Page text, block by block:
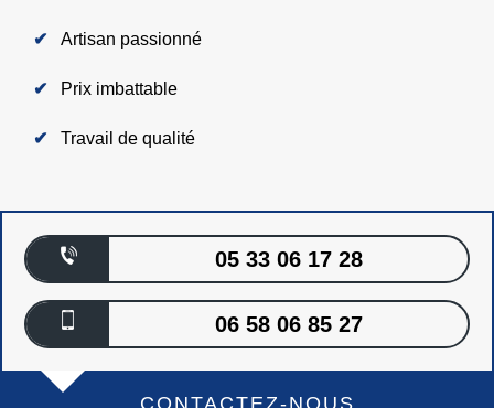
Artisan passionné
Prix imbattable
Travail de qualité
05 33 06 17 28
06 58 06 85 27
CONTACTEZ-NOUS